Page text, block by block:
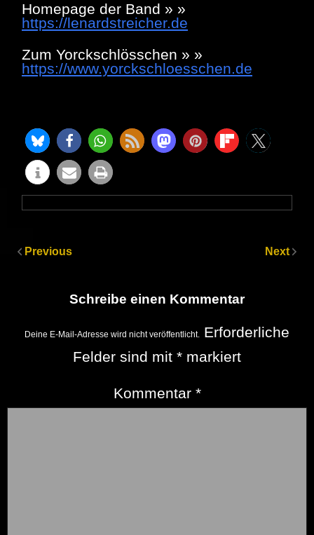
Homepage der Band » »
https://lenardstreicher.de
Zum Yorckschlösschen » »
https://www.yorckschloesschen.de
Previous Next
Schreibe einen Kommentar
Deine E-Mail-Adresse wird nicht veröffentlicht. Erforderliche
Felder sind mit * markiert
Kommentar *